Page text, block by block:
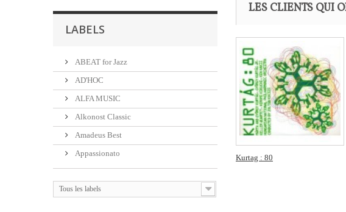
LABELS
ABEAT for Jazz
AD'HOC
ALFA MUSIC
Alkonost Classic
Amadeus Best
Appassionato
Tous les labels
LES CLIENTS QUI
Kurtag : 80